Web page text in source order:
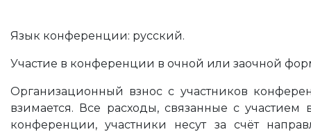
Язык конференции: русский.
Участие в конференции в очной или заочной
Организационный взнос с участников
взимается. Все расходы, связанные с участием
конференции, участники несут за счёт